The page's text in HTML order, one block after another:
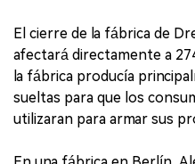
El cierre de la fábrica de
afectará directamente a
la fábrica producía
sueltas para que los
utilizaran para armar sus